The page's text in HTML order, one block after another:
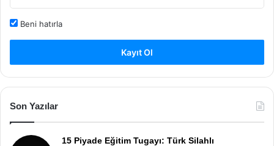
Beni hatırla
Kayıt Ol
Son Yazılar
15 Piyade Eğitim Tugayı: Türk Silahlı